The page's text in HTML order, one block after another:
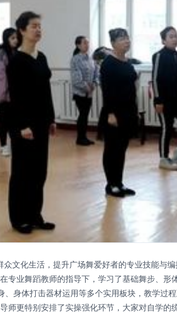
文化生活，提升广场舞爱好者的专业技能与
专业舞蹈教师的指导下，学习了基础舞步、形
身体打击器材运用等多个实用板块，教学过
师更特别安排了实操强化环节，大家对自学的